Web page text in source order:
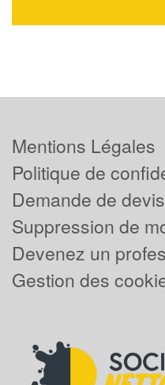
Mentions Légales
Politique de
Demande de
Suppression de
Devenez un
Gestion des